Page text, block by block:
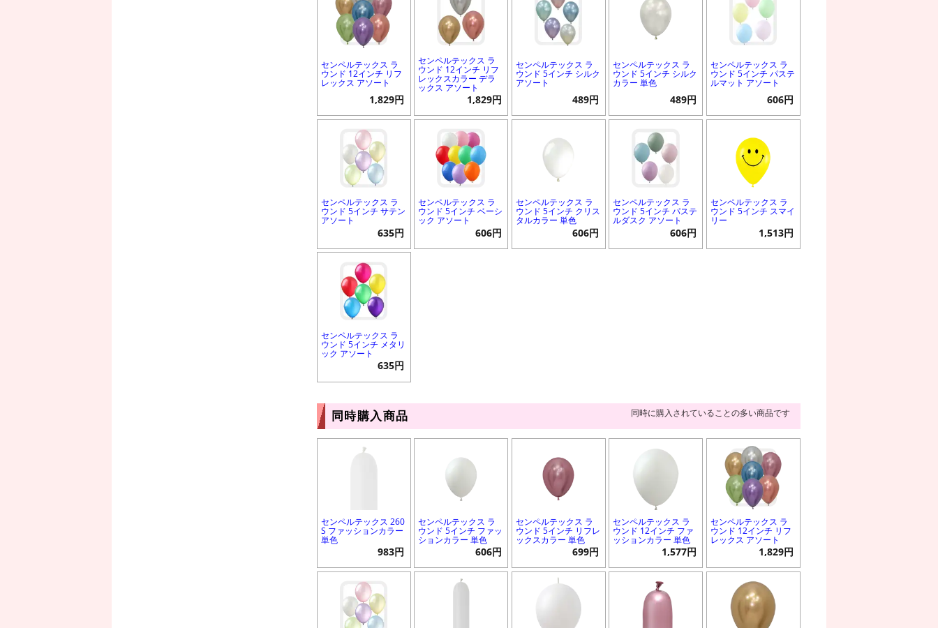
センペルテックス ラ
ウンド 12インチ リフ
レックス アソート
1,829円
センペルテックス ラ
ウンド 12インチ リフ
レックスカラー デラ
ックス アソート
1,829円
センペルテックス ラ
ウンド 5インチ シルク
アソート
489円
センペルテックス ラ
ウンド 5インチ シルク
カラー 単色
489円
センペルテックス ラ
ウンド 5インチ パステ
ルマット アソート
606円
センペルテックス ラ
ウンド 5インチ サテン
アソート
635円
センペルテックス ラ
ウンド 5インチ ベーシ
ック アソート
606円
センペルテックス ラ
ウンド 5インチ クリス
タルカラー 単色
606円
センペルテックス ラ
ウンド 5インチ パステ
ルダスク アソート
606円
センペルテックス ラ
ウンド 5インチ スマイ
リー
1,513円
センペルテックス ラ
ウンド 5インチ メタリ
ック アソート
635円
同時購入商品 同時に購入されていることの多い商品です
センペルテックス 260
S ファッションカラー
単色
983円
センペルテックス ラ
ウンド 5インチ ファッ
ションカラー 単色
606円
センペルテックス ラ
ウンド 5インチ リフレ
ックスカラー 単色
699円
センペルテックス ラ
ウンド 12インチ ファ
ッションカラー 単色
1,577円
センペルテックス ラ
ウンド 12インチ リフ
レックス アソート
1,829円